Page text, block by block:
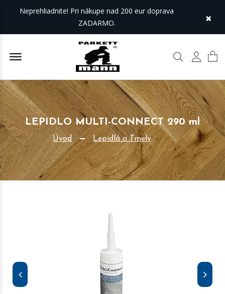
Neprehliadnite! Pri nákupe nad 200 eur doprava
ZADARMO.
×
Offcanvas Menu Open Hľadať Môj
LEPIDLO MULTI-CONNECT 290 ml
Úvod Lepidlá a Tmely